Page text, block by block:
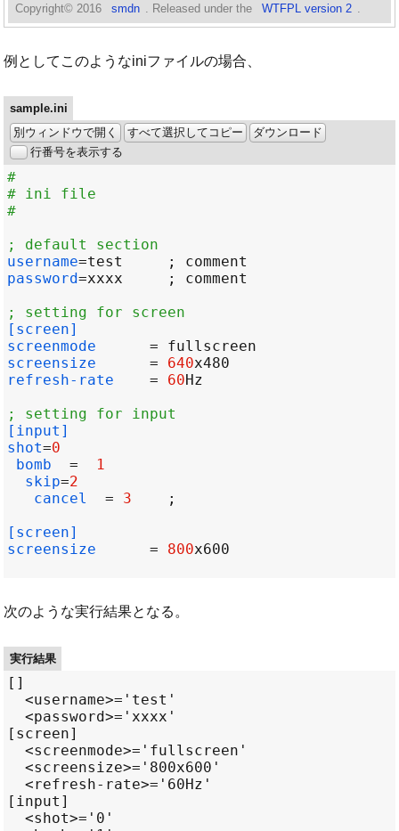
Copyright© 2016 smdn . Released under the WTFPL version 2
例としてこのようなiniファイルの場合、
sample.ini
別ウィンドウで開く
すべて選択してコピー
ダウンロード
行番号を表示する
#
# ini file
#
; default section
username=
password=
; setting for screen
[screen]
screenmode =
screensize = 640
refresh-rate = 60
; setting for input
[input]
shot=0
bomb =
1
skip=2
cancel = 3
[screen]
screensize = 800
次のような実行結果となる。
実行結果
[]
  <username>='test'
  <password>='xxxx'
[screen]
  <screenmode>='fullscreen'
  <screensize>='800x600'
  <refresh-rate>='60Hz'
[input]
  <shot>='0'